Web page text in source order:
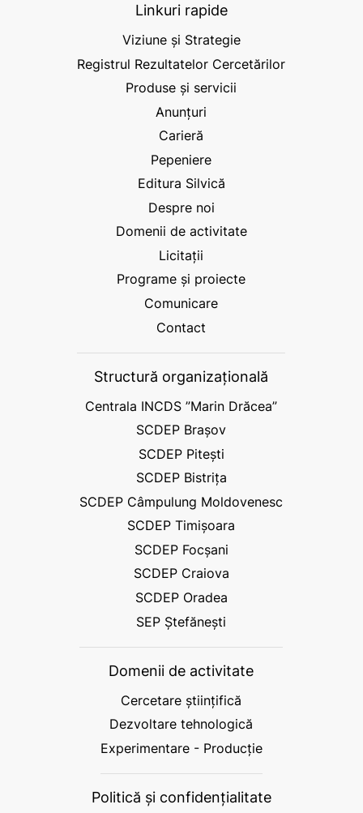
Linkuri rapide
Viziune și Strategie
Registrul Rezultatelor Cercetărilor
Produse și servicii
Anunțuri
Carieră
Pepeniere
Editura Silvică
Despre noi
Domenii de activitate
Licitații
Programe și proiecte
Comunicare
Contact
Structură organizațională
Centrala INCDS ”Marin Drăcea”
SCDEP Brașov
SCDEP Pitești
SCDEP Bistrița
SCDEP Câmpulung Moldovenesc
SCDEP Timișoara
SCDEP Focșani
SCDEP Craiova
SCDEP Oradea
SEP Ștefănești
Domenii de activitate
Cercetare științifică
Dezvoltare tehnologică
Experimentare - Producție
Politică și confidențialitate